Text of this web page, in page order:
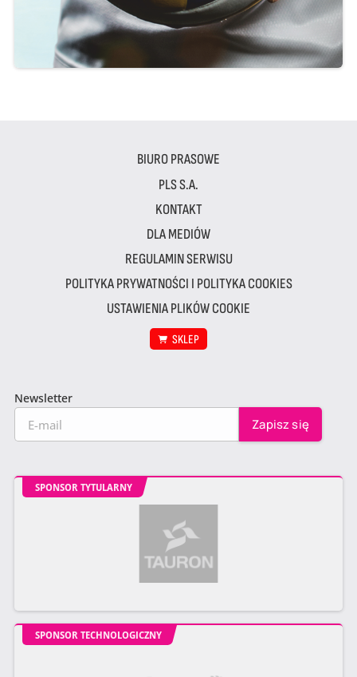
BIURO PRASOWE
PLS S.A.
KONTAKT
DLA MEDIÓW
REGULAMIN SERWISU
POLITYKA PRYWATNOŚCI I POLITYKA COOKIES
USTAWIENIA PLIKÓW COOKIE
SKLEP
Newsletter
SPONSOR TYTULARNY
SPONSOR TECHNOLOGICZNY